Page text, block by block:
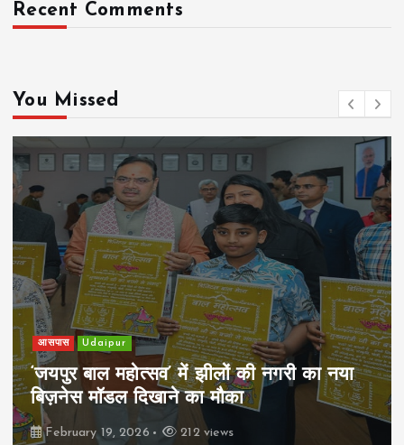
Recent Comments
You Missed
आसपास Udaipur
‘जयपुर बाल महोत्सव’ में झीलों की नगरी का नया
बिज़नेस मॉडल दिखाने का मौका
February 19, 2026 212 views